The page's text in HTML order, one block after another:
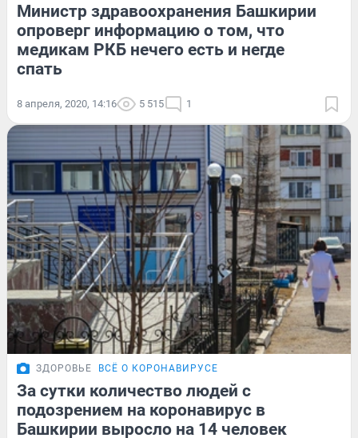
Министр здравоохранения Башкирии
опроверг информацию о том, что
медикам РКБ нечего есть и негде
спать
8 апреля, 2020, 14:16 5 515 1
ЗДОРОВЬЕ ВСЁ О КОРОНАВИРУСЕ
За сутки количество людей с
подозрением на коронавирус в
Башкирии выросло на 14 человек